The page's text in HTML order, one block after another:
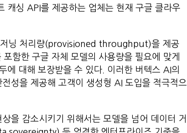
캐싱 API를 제공하는 업체는 현재 구글 클라우
저닝 처리량(provisioned throughput)을 제공
함한 구글 자체 모델의 사용량을 필요에 맞게
에 대해 보장받을 수 있다. 이러한 버텍스 AI의
성을 제공해 고객이 생성형 AI 도입을 적극적으
을 감소시키기 위해서는 모델을 넘어 데이터 거